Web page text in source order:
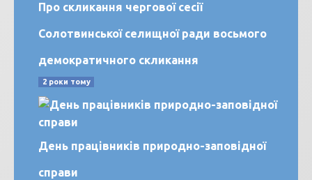
Про скликання чергової сесії
Солотвинської селищної ради восьмого
демократичного скликання
2 роки тому
День працівників природно-заповідної
справи